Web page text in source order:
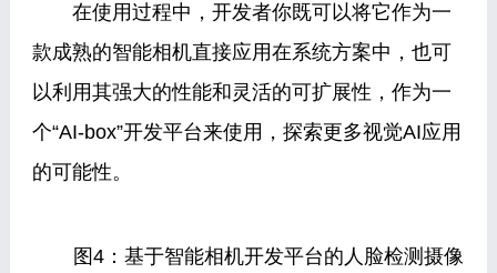
在使用过程中，开发者你既可以将它作为一
款成熟的智能相机直接应用在系统方案中，也可
以利用其强大的性能和灵活的可扩展性，作为一
个“AI-box”开发平台来使用，探索更多视觉AI应用
的可能性。
图4：基于智能相机开发平台的人脸检测摄像